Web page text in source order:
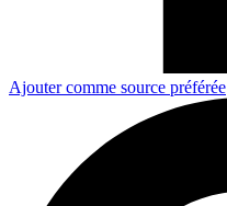
Ajouter comme source préférée